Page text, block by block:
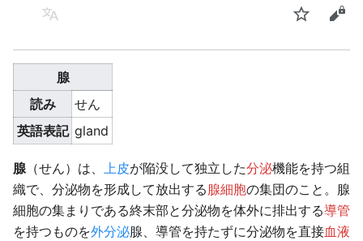
言語 ウォッチソ
腺
読み
せん
英語表記 gland
腺（せん）は、 上皮が陥没して独立した分泌機能を持つ組
織で、分泌物を形成して放出する腺細胞の集団のこと。腺
細胞の集まりである終末部と分泌物を体外に排出する導管
を持つものを外分泌腺、導管を持たずに分泌物を直接血液